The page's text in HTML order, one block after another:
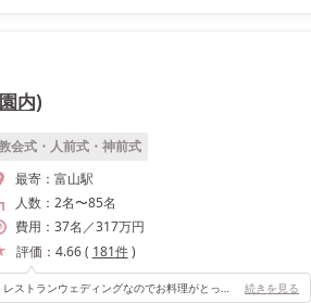
内)
会式・人前式・神前式
最寄： 富山駅
人数： 2名〜85名
費用： 37名／317万円
評価： 4.66( 181件)
レストランウェディングなのでお料理がとっても美味しいです。ミシュラン一つ星のシェフが腕をふるってくださった料理はどれも最高でゲストからも大好評でした。 ゲストのお料理を召し上がるペースを見計らって、ベストタイミングで提供をしてくださったり、旬の素材をふんだんに使ってくださるなど、料理にすごくこだわりをもたれています。 また環水公園が一望でき開放感あふれる景色が素敵な会場です。ナイトウェディングだったこともありイルミネーションが映えすごくオシャレな披露宴になりました。乾杯のタイミングで、カーテンを開ける演出を取り入れたところ、ゲストからはおぉーっと歓声が上がり素敵な景色をみんなで共有できたこともいい思い出です。 キレイな景色とお料理が最高のラ・シャンス様で披露宴が行えて本当に幸せでした。 続きを見る